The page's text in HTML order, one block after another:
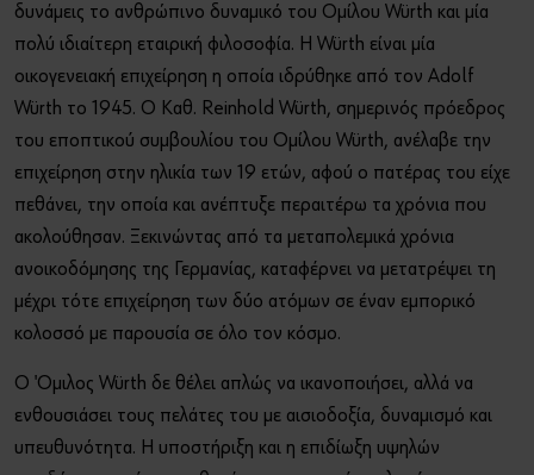
δυνάμεις το ανθρώπινο δυναμικό του Ομίλου Würth και μία
πολύ ιδιαίτερη εταιρική φιλοσοφία. Η Würth είναι μία
οικογενειακή επιχείρηση η οποία ιδρύθηκε από τον Adolf
Würth το 1945. Ο Καθ. Reinhold Würth, σημερινός πρόεδρος
του εποπτικού συμβουλίου του Ομίλου Würth, ανέλαβε την
επιχείρηση στην ηλικία των 19 ετών, αφού ο πατέρας του είχε
πεθάνει, την οποία και ανέπτυξε περαιτέρω τα χρόνια που
ακολούθησαν. Ξεκινώντας από τα μεταπολεμικά χρόνια
ανοικοδόμησης της Γερμανίας, καταφέρνει να μετατρέψει τη
μέχρι τότε επιχείρηση των δύο ατόμων σε έναν εμπορικό
κολοσσό με παρουσία σε όλο τον κόσμο.
Ο Όμιλος Würth δε θέλει απλώς να ικανοποιήσει, αλλά να
ενθουσιάσει τους πελάτες του με αισιοδοξία, δυναμισμό και
υπευθυνότητα. Η υποστήριξη και η επιδίωξη υψηλών